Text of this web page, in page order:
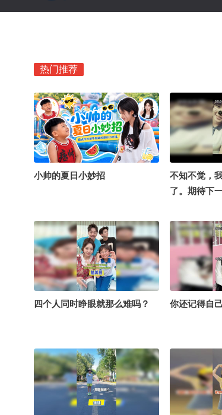
热门推荐
小帅的夏日小妙招
不知不觉，
了。期待下
阳 @小丰本
狐
四个人同时睁眼就那么难吗？ 你还记得自